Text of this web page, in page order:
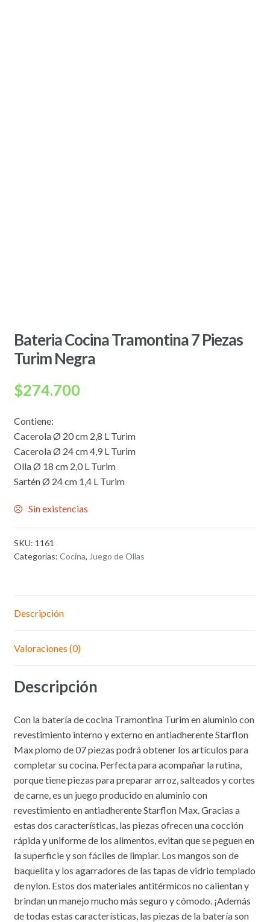
Bateria Cocina Tramontina 7 Piezas
Turim Negra
$274.700
Contiene:
Cacerola Ø 20 cm 2,8 L Turim
Cacerola Ø 24 cm 4,9 L Turim
Olla Ø 18 cm 2,0 L Turim
Sartén Ø 24 cm 1,4 L Turim
Sin existencias
SKU: 1161
Categorías: Cocina, Juego de Ollas
Descripción
Valoraciones (0)
Descripción
Con la batería de cocina Tramontina Turim en aluminio con
revestimiento interno y externo en antiadherente Starflon
Max plomo de 07 piezas podrá obtener los artículos para
completar su cocina. Perfecta para acompañar la rutina,
porque tiene piezas para preparar arroz, salteados y cortes
de carne, es un juego producido en aluminio con
revestimiento en antiadherente Starflon Max. Gracias a
estas dos características, las piezas ofrecen una cocción
rápida y uniforme de los alimentos, evitan que se peguen en
la superficie y son fáciles de limpiar. Los mangos son de
baquelita y los agarradores de las tapas de vidrio templado
de nylon. Estos dos materiales antitérmicos no calientan y
brindan un manejo mucho más seguro y cómodo. ¡Además
de todas estas características, las piezas de la batería son